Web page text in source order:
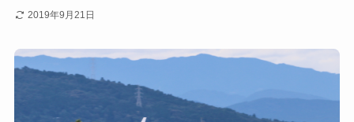
2019年9月21日